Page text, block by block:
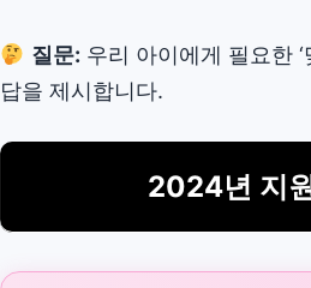
질문: 우리 아이에게 필요한
답을 제시합니다.
2024년 지